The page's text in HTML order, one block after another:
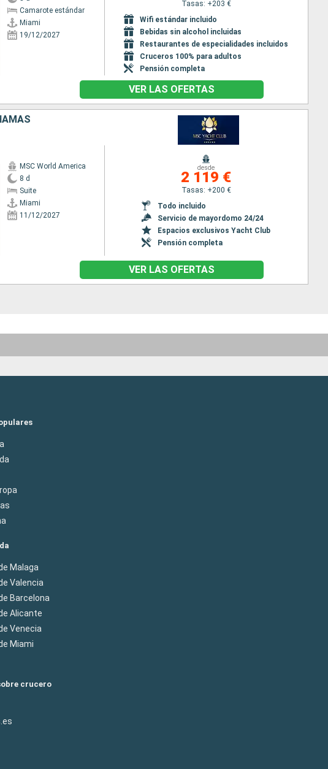
Camarote estándar
Miami
19/12/2027
Tasas: +203 €
Wifi estándar incluido
Bebidas sin alcohol incluidas
Restaurantes de especialidades incluidos
Cruceros 100% para adultos
Pensión completa
VER LAS OFERTAS
MSC World America
8 d
Suite
Miami
11/12/2027
desde
2 119 €
Tasas: +200 €
Todo incluido
Servicio de mayordomo 24/24
Espacios exclusivos Yacht Club
Pensión completa
VER LAS OFERTAS
Malaga
Valencia
Barcelona
Alicante
Venecia
Miami
crucero